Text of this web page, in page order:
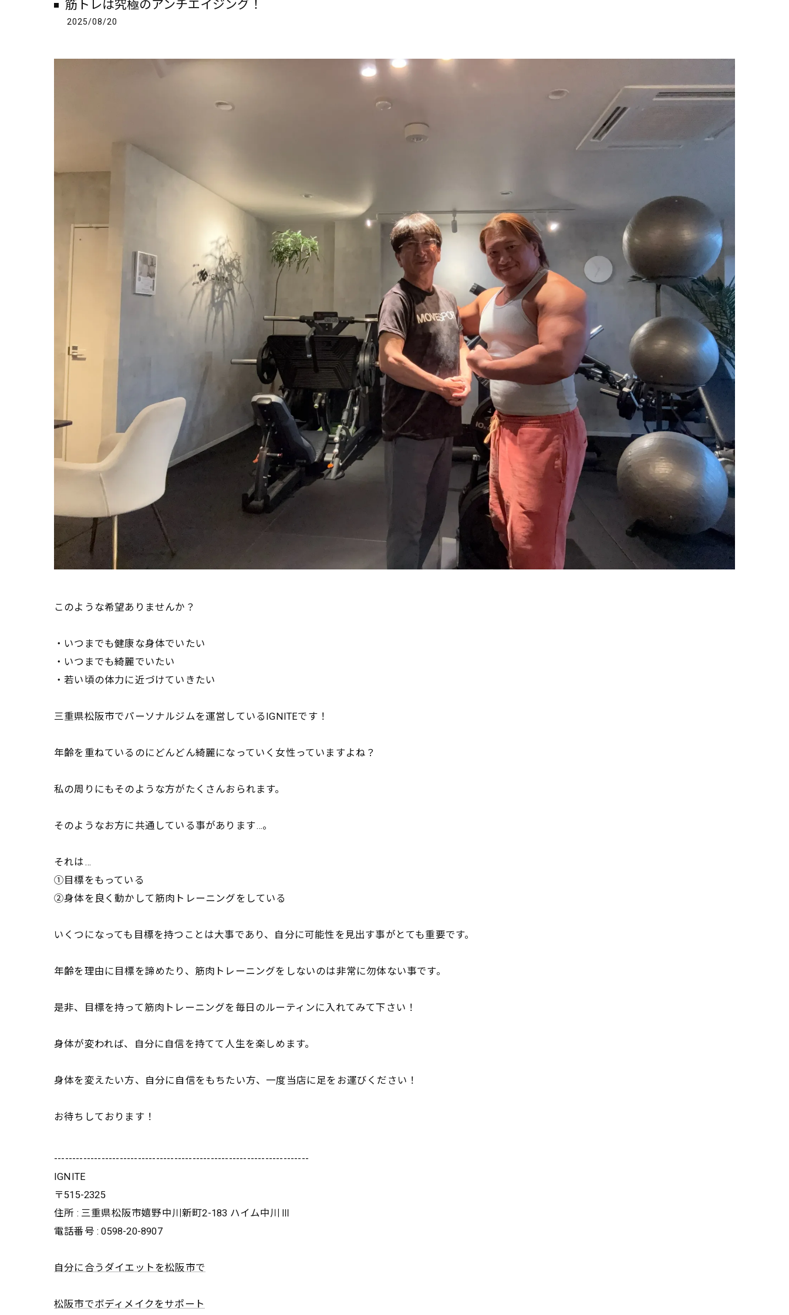
筋トレは究極のアンチエイジング！
2025/08/20
このような希望ありませんか？
・いつまでも健康な身体でいたい
・いつまでも綺麗でいたい
・若い頃の体力に近づけていきたい
三重県松阪市でパーソナルジムを運営しているIGNITEです！
年齢を重ねているのにどんどん綺麗になっていく女性っていますよ ね？
私の周りにもそのような方がたくさんおられます。
そのようなお方に共通している事があります…。
それは…
①目標をもっている
②身体を良く動かして筋肉トレーニングをしている
いくつになっても目標を持つことは大事であり、 自分に可能性を見出す事がとても重要です。
年齢を理由に目標を諦めたり、 筋肉トレーニングをしないのは非常に勿体ない事です。
是非、 目標を持って筋肉トレーニングを毎日のルーティンに入れてみて下 さい！
身体が変われば、自分に自信を持てて人生を楽しめます。
身体を変えたい方、自分に自信をもちたい方、一度当店に足をお運びください！
お待ちしております！
----------------------------------------------------------------------
IGNITE
〒515-2325
住所 : 三重県松阪市嬉野中川新町2-183 ハイム中川Ⅲ
電話番号 : 0598-20-8907
自分に合うダイエットを松阪市で
松阪市でボディメイクをサポート